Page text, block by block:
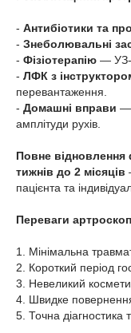
- Антибіотики та
- Знеболювальні
- Фізіотерапію — УЗ-
- ЛФК з
перевантаження.
- Домашні вправи —
амплітуди рухів.
Повне відновлення
тижнів до 2 місяців
пацієнта та
Переваги
1. Мінімальна
2. Короткий період
3. Невеликий
4. Швидке
5. Точна діагностика